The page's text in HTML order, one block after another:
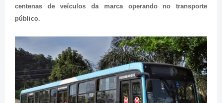
centenas de veículos da marca operando no transporte
público.